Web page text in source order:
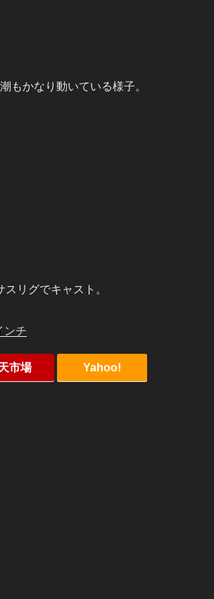
もかなり動いている様子。
リグでキャスト。
ンチ
市場 Yahoo!